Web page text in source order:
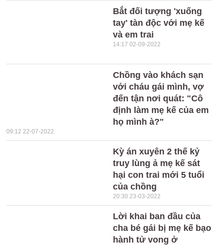
Bắt đối tượng 'xuống
tay' tàn độc với mẹ kế
và em trai
14:17 02-09-2022
Chồng vào khách sạn
với cháu gái mình, vợ
đến tận nơi quát: "Cô
định làm mẹ kế của em
họ mình à?"
09:12 22-07-2022
Kỳ án xuyên 2 thế kỷ
truy lùng ả mẹ kế sát
hại con trai mới 5 tuổi
của chồng
20:30 23-03-2022
Lời khai ban đầu của
cha bé gái bị mẹ kế bạo
hành tử vong ở